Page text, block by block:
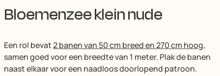
Bloemenzee klein nude
Een rol bevat2 banen van 50 cm breed en 270 cm hoog,
samen goed voor een breedte van 1 meter. Plak de banen
naast elkaar voor een naadloos doorlopend patroon.